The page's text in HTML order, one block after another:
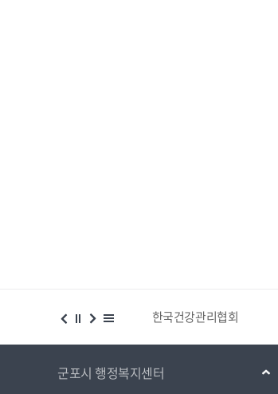
설 등 위치찾기서비스 한국건강관리협회
군포시 행정복지센터